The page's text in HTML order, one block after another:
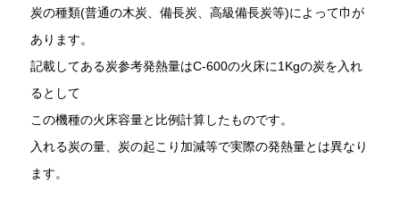
炭の種類(普通の木炭、備長炭、高級備長炭等)によって巾が
あります。
記載してある炭参考発熱量はC-600の火床に1Kgの炭を入れ
るとして
この機種の火床容量と比例計算したものです。
入れる炭の量、炭の起こり加減等で実際の発熱量とは異なり
ます。